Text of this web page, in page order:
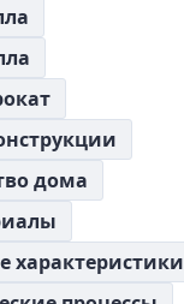
дома
характеристики